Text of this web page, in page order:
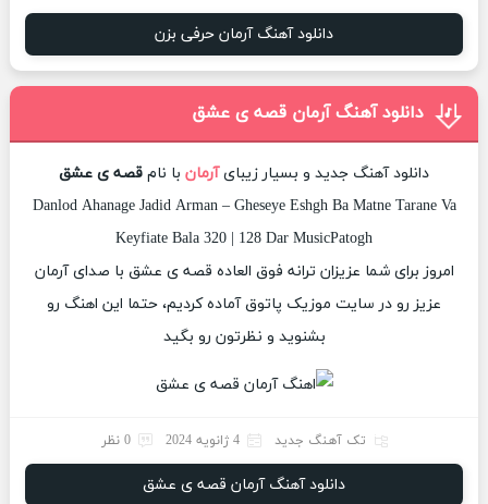
دانلود آهنگ آرمان حرفی بزن
دانلود آهنگ آرمان قصه ی عشق
دانلود آهنگ جدید و بسیار زیبایآرمان با نام قصه ی عشق
Danlod Ahanage Jadid Arman – Gheseye Eshgh Ba Matne Tarane Va
Keyfiate Bala 320 | 128 Dar MusicPatogh
امروز برای شما عزیزان ترانه فوق العاده قصه ی عشق با صدای آرمان
عزیز رو در سایت موزیک پاتوق آماده کردیم، حتما این اهنگ رو
بشنوید و نظرتون رو بگید
تک آهنگ جدید 4 ژانویه 2024 0 نظر
دانلود آهنگ آرمان قصه ی عشق